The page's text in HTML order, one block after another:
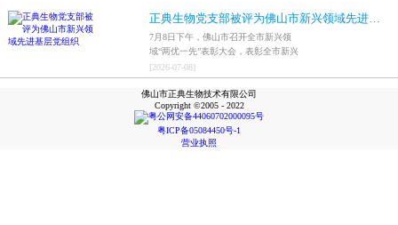
正典生物党支部被评为佛山市新兴领域先进基层党组织
7月8日下午，佛山市召开全市新兴领
域“两优一先”表彰大会，表彰全市新兴
领域优秀共产党员、优秀党务工作者和
先进基层党组织，中共佛山市正典生物
技术有限公司支部委员会被评为佛山市
新兴领域先进基层党组织。
[2026-07-08]
佛山市正典生物技术有限公司
Copyright ©2005 - 2022
粤公网安备44060702000095号
粤ICP备05084450号-1
营业执照